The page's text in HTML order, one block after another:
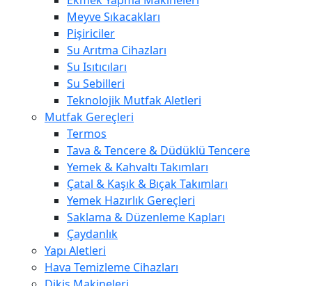
Meyve Sıkacakları
Pişiriciler
Su Arıtma Cihazları
Su Isıtıcıları
Su Sebilleri
Teknolojik Mutfak Aletleri
Mutfak Gereçleri
Termos
Tava & Tencere & Düdüklü Tencere
Yemek & Kahvaltı Takımları
Çatal & Kaşık & Bıçak Takımları
Yemek Hazırlık Gereçleri
Saklama & Düzenleme Kapları
Çaydanlık
Yapı Aletleri
Hava Temizleme Cihazları